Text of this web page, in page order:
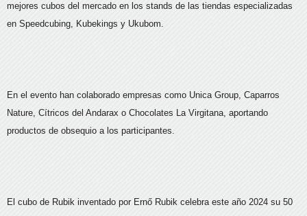
mejores cubos del mercado en los stands de las tiendas especializadas
en Speedcubing, Kubekings y Ukubom.
En el evento han colaborado empresas como Unica Group, Caparros
Nature, Cítricos del Andarax o Chocolates La Virgitana, aportando
productos de obsequio a los participantes.
El cubo de Rubik inventado por Ernő Rubik celebra este año 2024 su 50